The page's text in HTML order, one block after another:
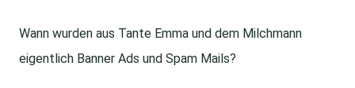
Wann wurden aus Tante Emma und dem Milchmann
eigentlich Banner Ads und Spam Mails?